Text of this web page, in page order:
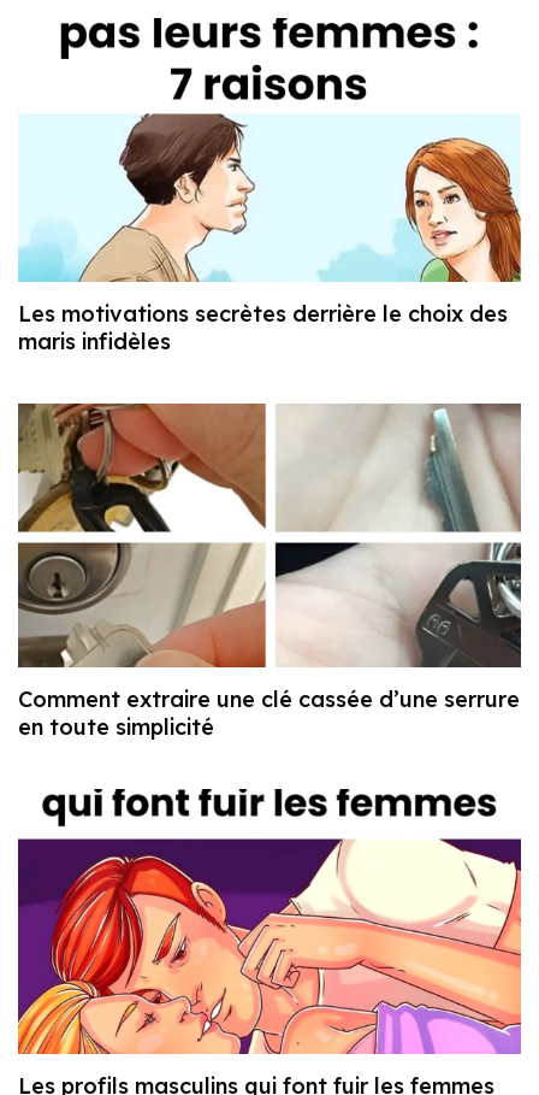
Les motivations secrètes derrière le choix des
maris infidèles
Comment extraire une clé cassée d’une serrure
en toute simplicité
Les profils masculins qui font fuir les femmes